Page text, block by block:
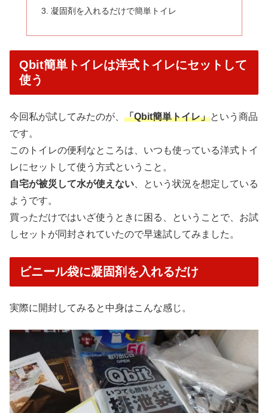
凝固剤を入れるだけで簡単トイレ
Qbit簡単トイレは洋式トイレにセットして
使う
今回私が試してみたのが、 「Qbit簡単トイレ」という商品
です。
このトイレの便利なところは、いつも使っている洋式トイ
レにセットして使う方式ということ。
自宅が被災して水が使えない 、という状況を想定している
ようです。
買っただけではいざ使うときに困る、ということで、お試
しセットが同封されていたので早速試してみました。
ビニール袋に凝固剤を入れるだけ
実際に開封してみると中身はこんな感じ。